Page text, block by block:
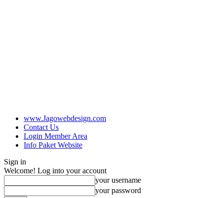
www.Jagowebdesign.com
Contact Us
Login Member Area
Info Paket Website
Sign in
Welcome! Log into your account
your username
your password